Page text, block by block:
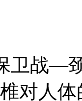
卫战—
对人体